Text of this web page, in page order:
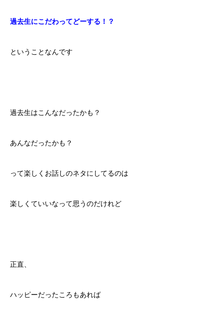
過去生にこだわってどーする！？
ということなんです
過去生はこんなだったかも？
あんなだったかも？
って楽しくお話しのネタにしてるのは
楽しくていいなって思うのだけれど
正直、
ハッピーだったころもあれば